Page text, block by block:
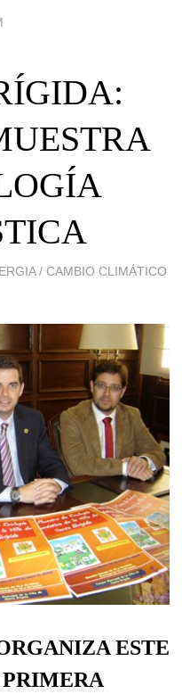
/ CAMBIO CLIMÁTICO
ESTE